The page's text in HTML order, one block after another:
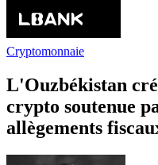
Cryptomonnaie
L'Ouzbékistan
crypto soutenue
allègements